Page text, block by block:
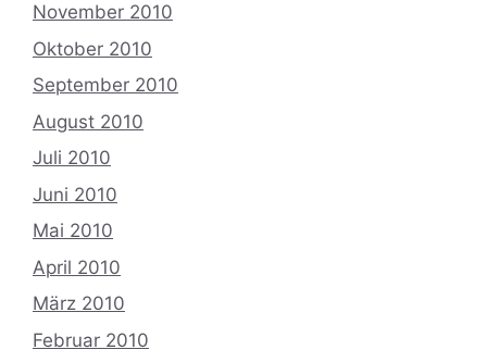
November 2010
Oktober 2010
September 2010
August 2010
Juli 2010
Juni 2010
Mai 2010
April 2010
März 2010
Februar 2010